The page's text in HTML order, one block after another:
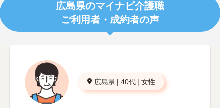
広島県のマイナビ介護職
ご利用者・成約者の声
広島県 | 40代 | 女性